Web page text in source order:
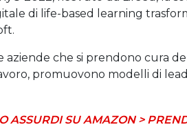
di life-based learning
che si prendono cura
promuovono modelli di
ASSURDI SU AMAZON >